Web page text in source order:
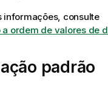
informações, consulte
a ordem de valores de
padrão